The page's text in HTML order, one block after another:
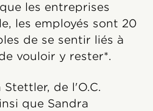
les entreprises
les employés sont 20
de se sentir liés à
vouloir y rester*.
Stettler, de l'O.C.
que Sandra